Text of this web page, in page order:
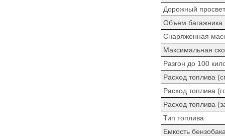
Дорожный просвет
Объем багажника
Снаряженная
Максимальная
Разгон до 100
Расход топлива
Расход топлива
Расход топлива
Тип топлива
Емкость